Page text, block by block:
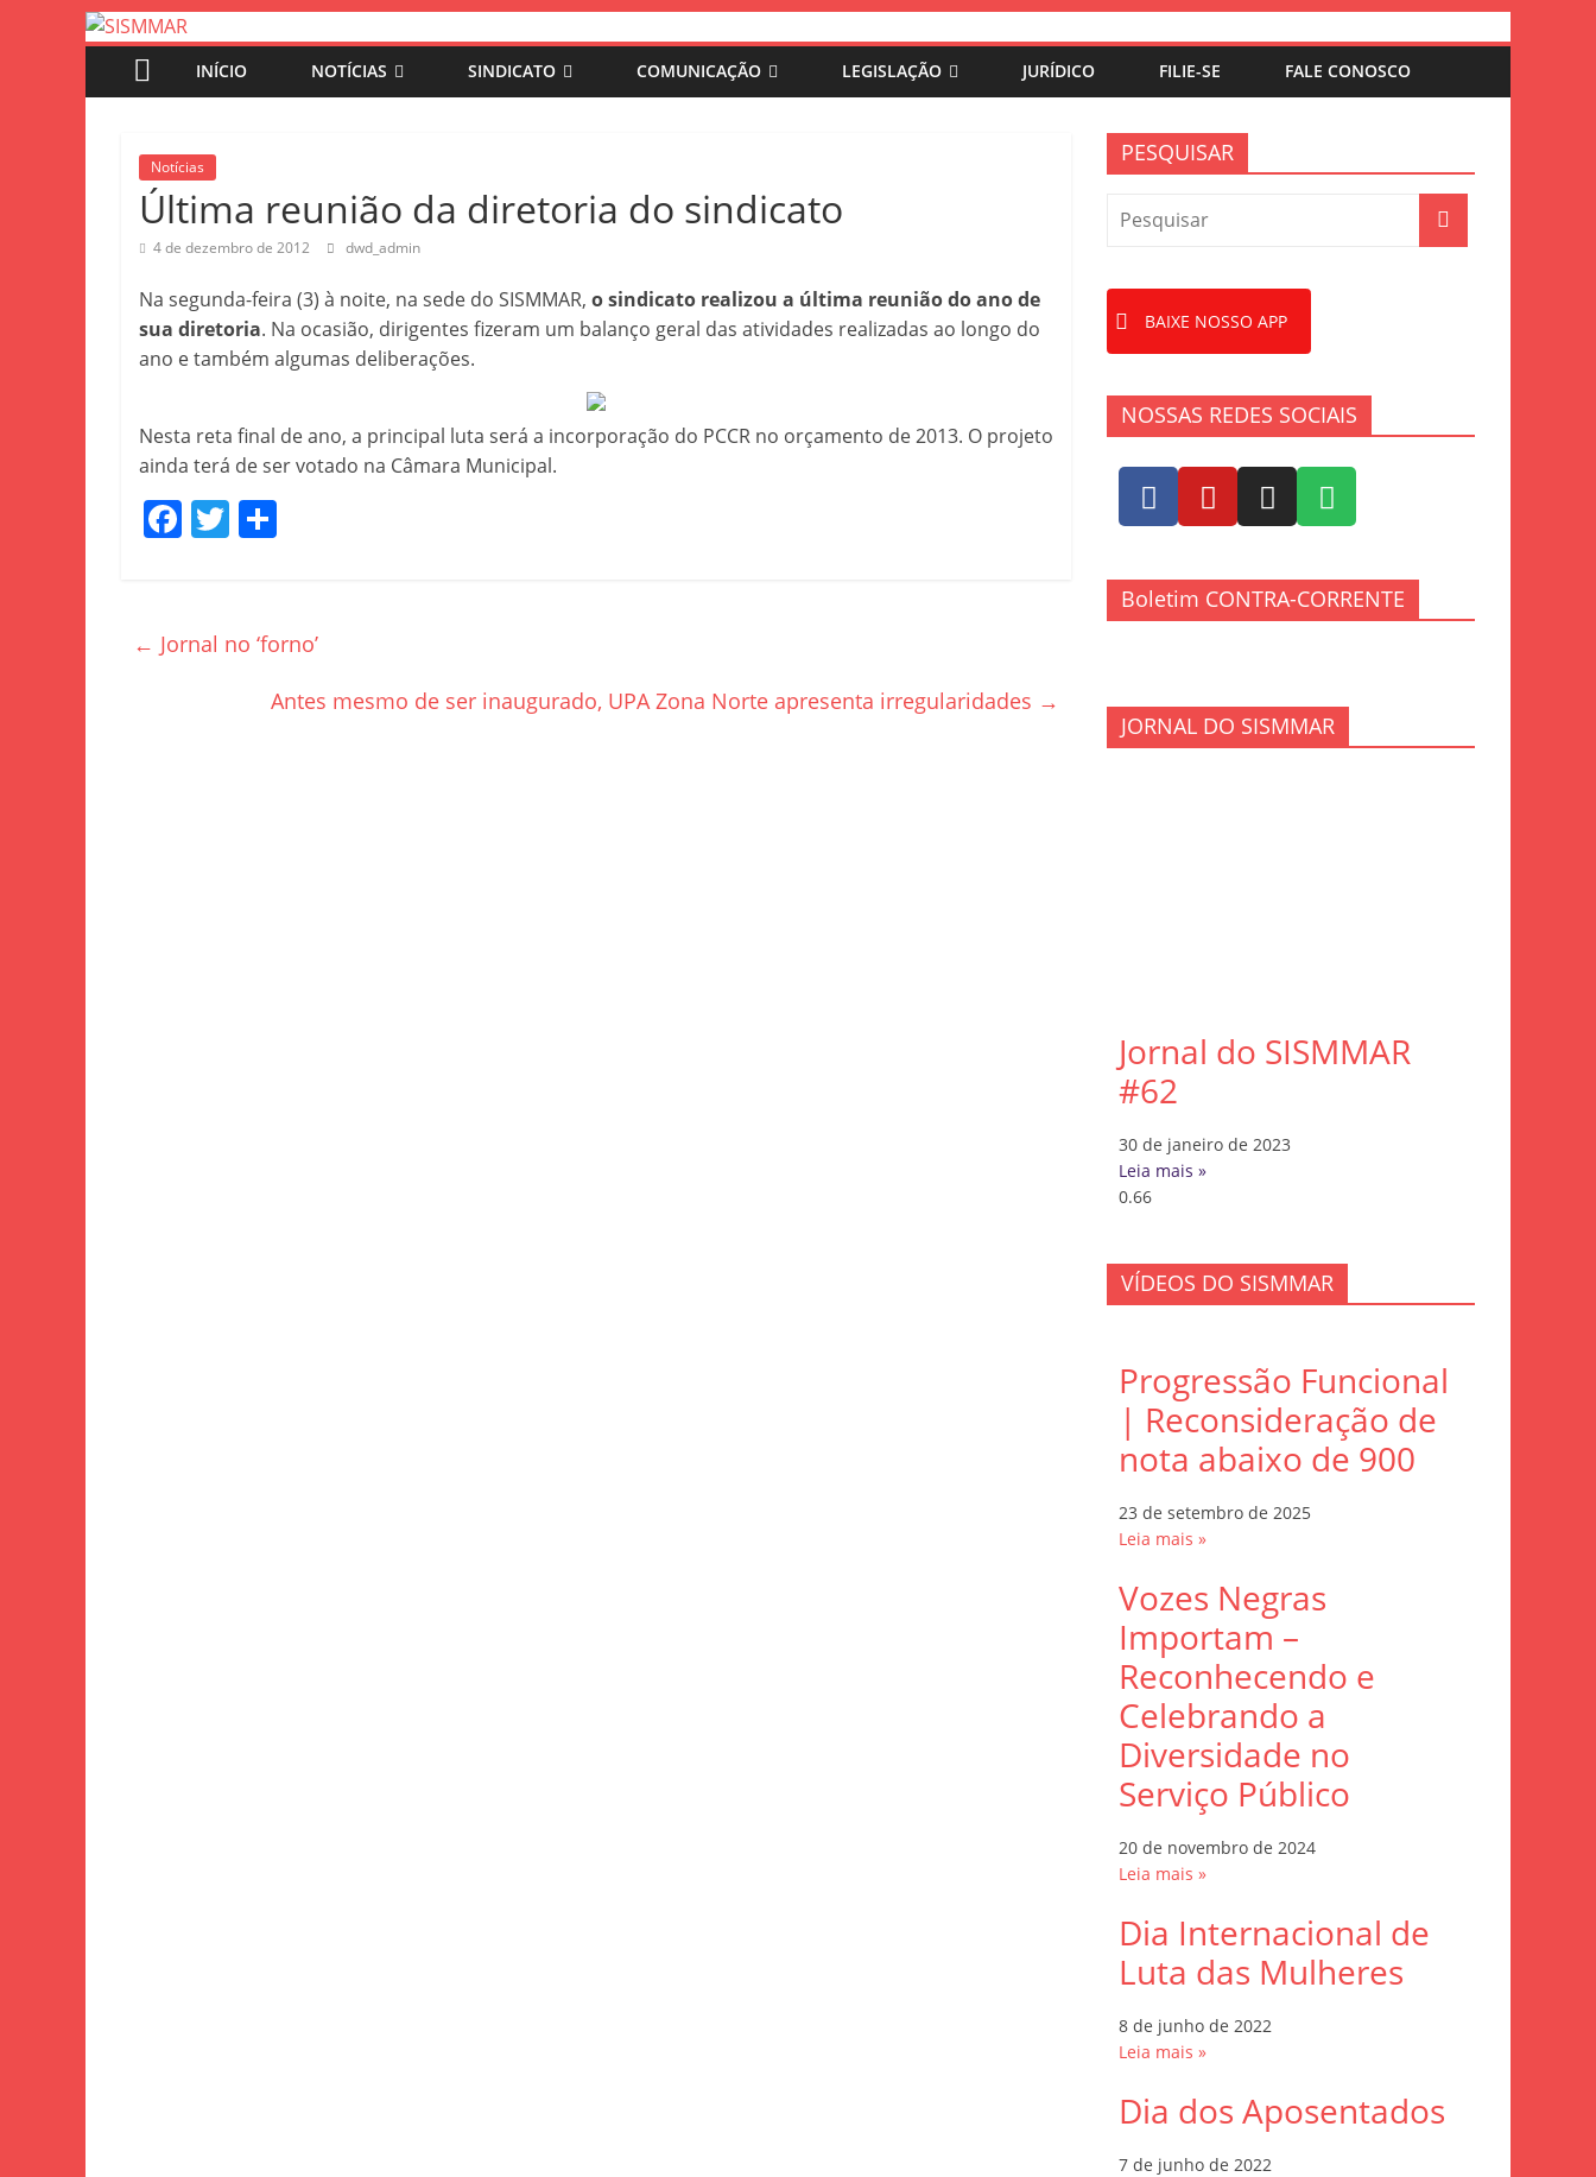
INÍCIO NOTÍCIAS SINDICATO COMUNICAÇÃO LEGISLAÇÃO JURÍDICO FILIE-SE FALE CONOSCO
Notícias
Última reunião da diretoria do sindicato
4 de dezembro de 2012 dwd_admin
Na segunda-feira (3) à noite, na sede do SISMMAR, o sindicato realizou a última reunião do ano de
sua diretoria. Na ocasião, dirigentes fizeram um balanço geral das atividades realizadas ao longo do
ano e também algumas deliberações.
Nesta reta final de ano, a principal luta será a incorporação do PCCR no orçamento de 2013. O projeto
ainda terá de ser votado na Câmara Municipal.
F
e
T
er e
← Jornal no ‘forno’
Antes mesmo de ser inaugurado, UPA Zona Norte apresenta irregularidades →
PESQUISAR
BAIXE NOSSO APP
NOSSAS REDES SOCIAIS
Boletim CONTRA-CORRENTE
JORNAL DO SISMMAR
Jornal do SISMMAR
#62
30 de janeiro de 2023
Leia mais »
VÍDEOS DO SISMMAR
Progressão Funcional
| Reconsideração de
nota abaixo de 900
23 de setembro de 2025
Leia mais »
Vozes Negras
Importam –
Reconhecendo e
Celebrando a
Diversidade no
Serviço Público
20 de novembro de 2024
Leia mais »
Dia Internacional de
Luta das Mulheres
8 de junho de 2022
Leia mais »
Dia dos Aposentados
7 de junho de 2022